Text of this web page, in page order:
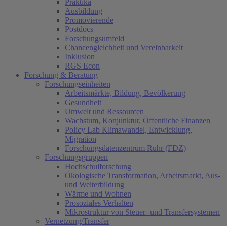
Praktika
Ausbildung
Promovierende
Postdocs
Forschungsumfeld
Chancengleichheit und Vereinbarkeit
Inklusion
RGS Econ
Forschung & Beratung
Forschungseinheiten
Arbeitsmärkte, Bildung, Bevölkerung
Gesundheit
Umwelt und Ressourcen
Wachstum, Konjunktur, Öffentliche Finanzen
Policy Lab Klimawandel, Entwicklung,
Migration
Forschungsdatenzentrum Ruhr (FDZ)
Forschungsgruppen
Hochschulforschung
Ökologische Transformation, Arbeitsmarkt, Aus-
und Weiterbildung
Wärme und Wohnen
Prosoziales Verhalten
Mikrostruktur von Steuer- und Transfersystemen
Vernetzung/Transfer